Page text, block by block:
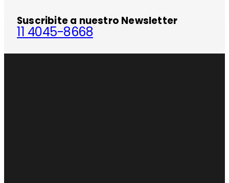
Suscribite a nuestro Newsletter
11 4045-8668